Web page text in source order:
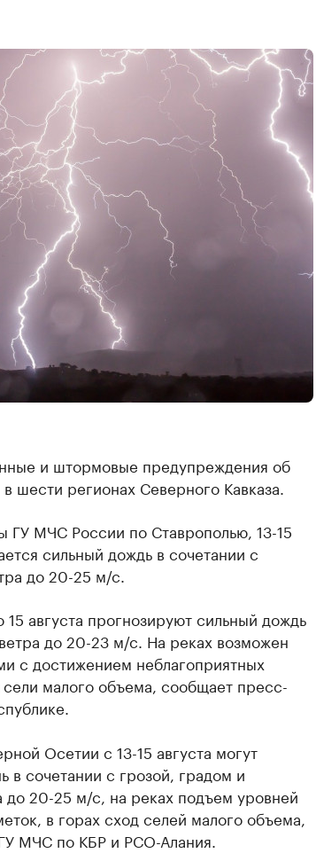
и штормовые предупреждения об
шести регионах Северного Кавказа.
МЧС России по Ставрополью, 13-15
сильный дождь в сочетании с
до 20-25 м/с.
августа прогнозируют сильный дождь
до 20-23 м/с. На реках возможен
с достижением неблагоприятных
малого объема, сообщает пресс-
Осетии с 13-15 августа могут
в сочетании с грозой, градом и
20-25 м/с, на реках подъем уровней
в горах сход селей малого объема,
МЧС по КБР и РСО-Алания.